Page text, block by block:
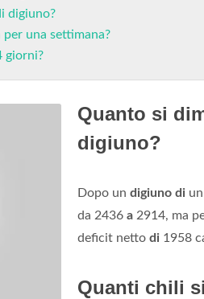
digiuno?
per una settimana?
giorni?
Quanto si
digiuno?
Dopo un digiuno di un
da 2436 a 2914, ma
deficit netto di 1958
Quanti chili